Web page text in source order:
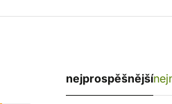
nejprospěšnější